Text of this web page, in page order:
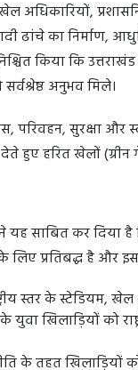
अधिकारियों,
ढांचे का निर्माण,
किया कि
अनुभव मिले।
सुरक्षा और
हुए हरित खेलों
साबित कर दिया
प्रतिबद्ध है और
स्तर के स्टेडियम,
युवा खिलाड़ियों को
के तहत खिलाड़ियों